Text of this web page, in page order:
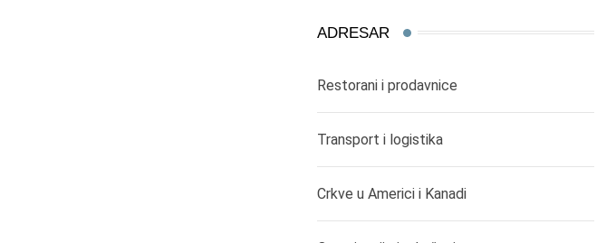
ADRESAR
Restorani i prodavnice
Transport i logistika
Crkve u Americi i Kanadi